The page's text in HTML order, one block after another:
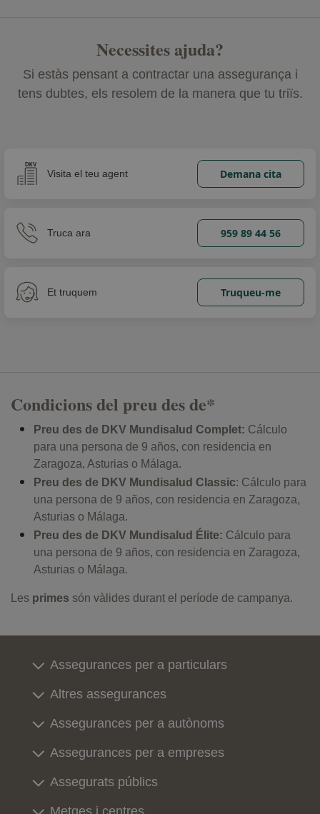
Necessites ajuda?
Si estàs pensant a contractar una assegurança i
tens dubtes, els resolem de la manera que tu triïs.
Visita el teu agent Demana cita
Truca ara 959 89 44 56
Et truquem Truqueu-me
Condicions del preu des de*
Preu des de DKV Mundisalud Complet: Cálculo
para una persona de 9 años, con residencia en
Zaragoza, Asturias o Málaga.
Preu des de DKV Mundisalud Classic: Cálculo para
una persona de 9 años, con residencia en Zaragoza,
Asturias o Málaga.
Preu des de DKV Mundisalud Élite: Cálculo para
una persona de 9 años, con residencia en Zaragoza,
Asturias o Málaga.
Les primes són vàlides durant el període de campanya.
Assegurances per a particulars
Altres assegurances
Assegurances per a autònoms
Assegurances per a empreses
Assegurats públics
Metges i centres